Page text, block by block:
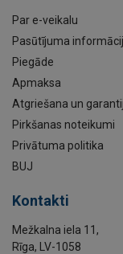
Par e-veikalu
Pasūtījuma
Piegāde
Apmaksa
Atgriešana un
Pirkšanas noteikumi
Privātuma politika
BUJ
Kontakti
Mežkalna iela 11,
Rīga, LV-1058